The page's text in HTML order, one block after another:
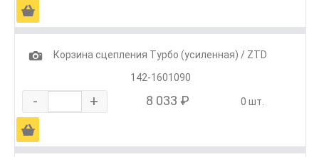
Ä
1
Корзина сцепления Турбо (усиленная) / ZTD
142-1601090
- + 8 033 ₽ 0 шт.
Ä